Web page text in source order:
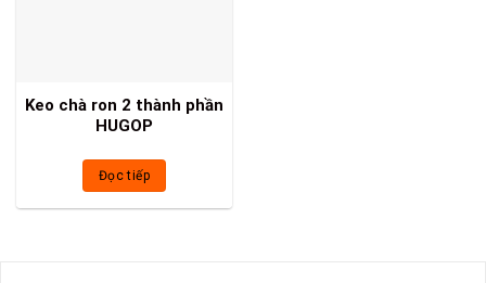
Keo chà ron 2 thành phần
HUGOP
Đọc tiếp